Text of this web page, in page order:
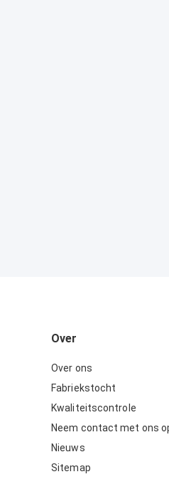
Over
Over ons
Fabriekstocht
Kwaliteitscontrole
Neem contact met ons
Nieuws
Sitemap